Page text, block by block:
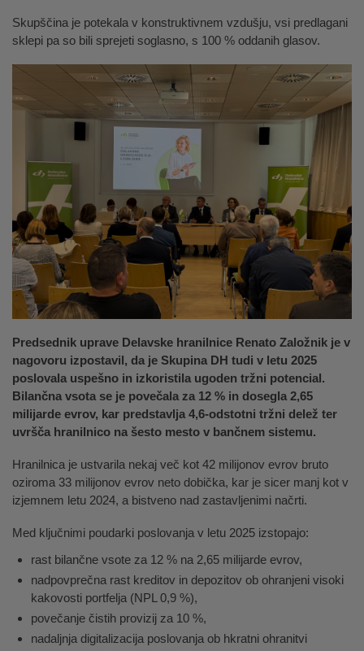
Skupščina je potekala v konstruktivnem vzdušju, vsi predlagani
sklepi pa so bili sprejeti soglasno, s 100 % oddanih glasov.
Predsednik uprave Delavske hranilnice Renato Založnik je v
nagovoru izpostavil, da je Skupina DH tudi v letu 2025
poslovala uspešno in izkoristila ugoden tržni potencial.
Bilančna vsota se je povečala za 12 % in dosegla 2,65
milijarde evrov, kar predstavlja 4,6-odstotni tržni delež ter
uvršča hranilnico na šesto mesto v bančnem sistemu.
Hranilnica je ustvarila nekaj več kot 42 milijonov evrov bruto
oziroma 33 milijonov evrov neto dobička, kar je sicer manj kot v
izjemnem letu 2024, a bistveno nad zastavljenimi načrti.
Med ključnimi poudarki poslovanja v letu 2025 izstopajo:
rast bilančne vsote za 12 % na 2,65 milijarde evrov,
nadpovprečna rast kreditov in depozitov ob ohranjeni visoki
kakovosti portfelja (NPL 0,9 %),
povečanje čistih provizij za 10 %,
nadaljnja digitalizacija poslovanja ob hkratni ohranitvi